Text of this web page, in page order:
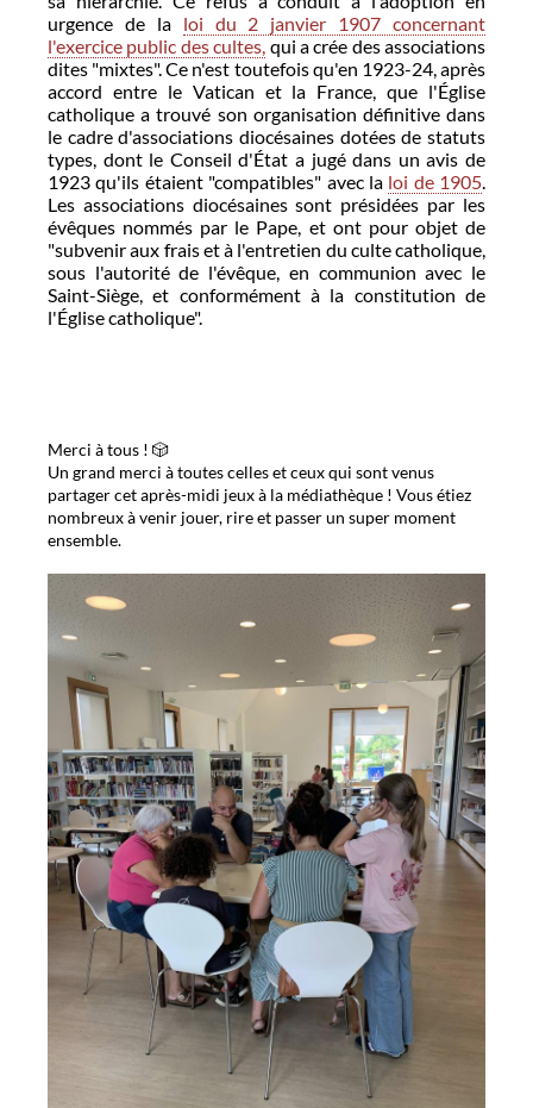
urgence de la loi du 2 janvier 1907 concernant
l'exercice public des cultes, qui a crée des associations
dites "mixtes". Ce n'est toutefois qu'en 1923-24, après
accord entre le Vatican et la France, que l'Église
catholique a trouvé son organisation définitive dans
le cadre d'associations diocésaines dotées de statuts
types, dont le Conseil d'État a jugé dans un avis de
1923 qu'ils étaient "compatibles" avec la loi de 1905.
Les associations diocésaines sont présidées par les
évêques nommés par le Pape, et ont pour objet de
"subvenir aux frais et à l'entretien du culte catholique,
sous l'autorité de l'évêque, en communion avec le
Saint-Siège, et conformément à la constitution de
l'Église catholique".
Merci à tous ! 🎲
Un grand merci à toutes celles et ceux qui sont venus
partager cet après-midi jeux à la médiathèque ! Vous étiez
nombreux à venir jouer, rire et passer un super moment
ensemble.